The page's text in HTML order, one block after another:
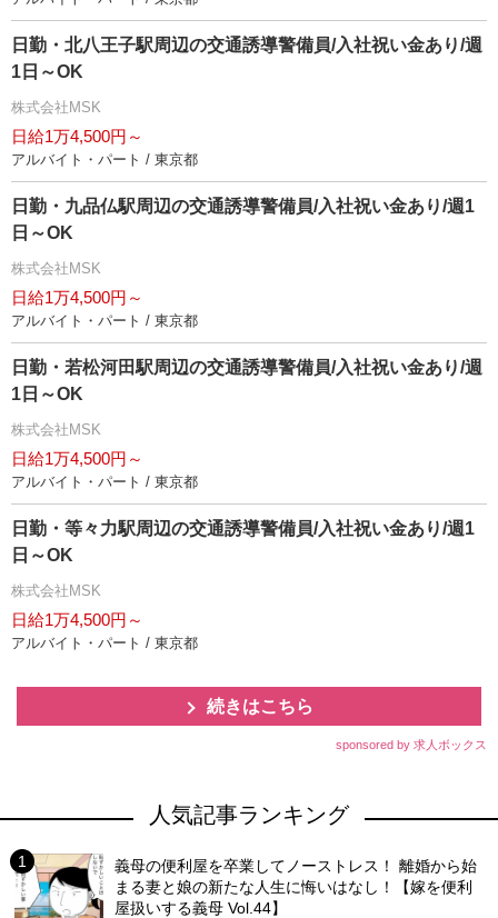
日勤・北八王子駅周辺の交通誘導警備員/入社祝い金あり/週
1日～OK
株式会社MSK
日給1万4,500円～
アルバイト・パート / 東京都
日勤・九品仏駅周辺の交通誘導警備員/入社祝い金あり/週1
日～OK
株式会社MSK
日給1万4,500円～
アルバイト・パート / 東京都
日勤・若松河田駅周辺の交通誘導警備員/入社祝い金あり/週
1日～OK
株式会社MSK
日給1万4,500円～
アルバイト・パート / 東京都
日勤・等々力駅周辺の交通誘導警備員/入社祝い金あり/週1
日～OK
株式会社MSK
日給1万4,500円～
アルバイト・パート / 東京都
続きはこちら
sponsored by 求人ボックス
人気記事ランキング
義母の便利屋を卒業してノーストレス！ 離婚から始
まる妻と娘の新たな人生に悔いはなし！【嫁を便利
屋扱いする義母 Vol.44】